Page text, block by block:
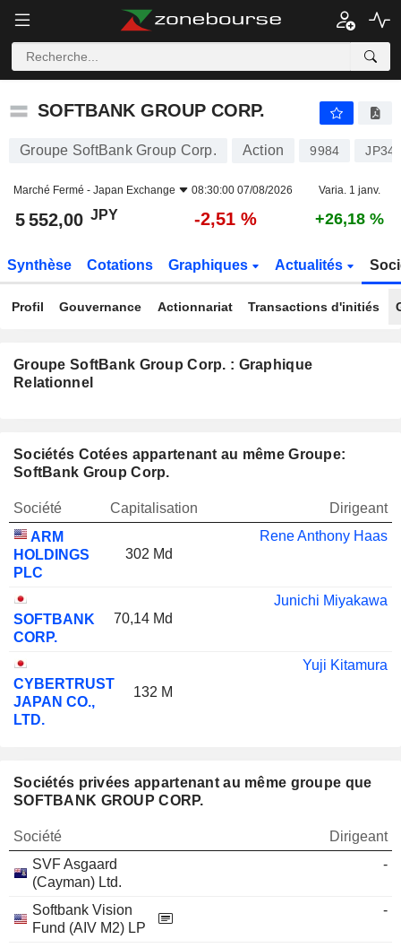
SOFTBANK GROUP CORP.
SOFTBANK GROUP CORP.
Groupe SoftBank Group Corp. Action 9984
Marché Fermé - Japan Exchange 08:30:00 07/08/2026 Varia. 1 janv.
5 552,00 JPY -2,51 % +26,18 %
Synthèse Cotations Graphiques Actualités
Profil Gouvernance Actionnariat Transactions d'initiés
Groupe SoftBank Group Corp. : Graphique
Relationnel
Sociétés Cotées appartenant au même Groupe:
SoftBank Group Corp.
Société Capitalisation
Dirigeant
ARM
HOLDINGS
PLC
302 Md
Rene Anthony Haas
SOFTBANK
CORP.
70,14 Md
Junichi Miyakawa
CYBERTRUST
JAPAN CO.,
LTD.
132 M
Yuji Kitamura
Sociétés privées appartenant au même groupe que
SOFTBANK GROUP CORP.
Société
Dirigeant
SVF Asgaard
(Cayman) Ltd.
-
Softbank Vision
Fund (AIV M2) LP
-